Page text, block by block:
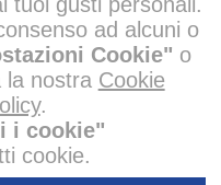
essere state corrette negli
l’ausilio di intelligenza
sono reali e non sono
a marchio
dalle mani dei nostri
ad alcuni o
Cookie" o
la nostra Cookie
.
i cookie"
cookie.